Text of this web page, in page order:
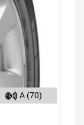
A (70)